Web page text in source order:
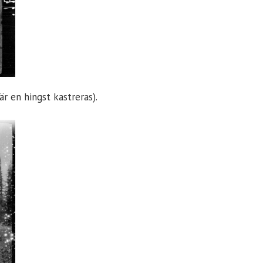
en hingst kastreras).